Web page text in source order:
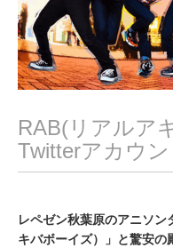
RAB(リアルア
Twitterアカウン
レペゼン秋葉原のアニソ
キバボーイズ）」と驚安の